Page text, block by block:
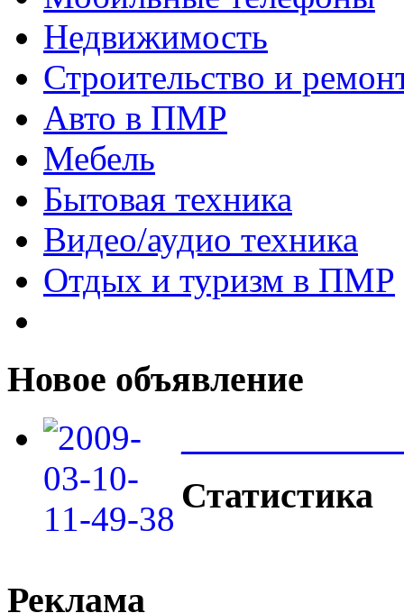
Недвижимость
Строительство и
Авто в ПМР
Мебель
Бытовая техника
Видео/аудио техника
Отдых и туризм в ПМР
Новое объявление
Статистика
Реклама